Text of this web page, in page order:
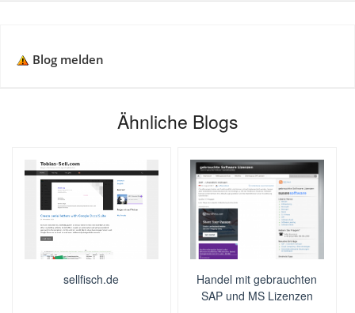
Blog melden
Ähnliche Blogs
sellfisch.de
Handel mit gebrauchten
SAP und MS Lizenzen